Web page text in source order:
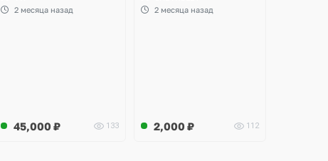
Superb, Audi A3, Seat
Altea
2 месяца назад
45,000 ₽ 133
2 месяца назад
2,000 ₽ 112